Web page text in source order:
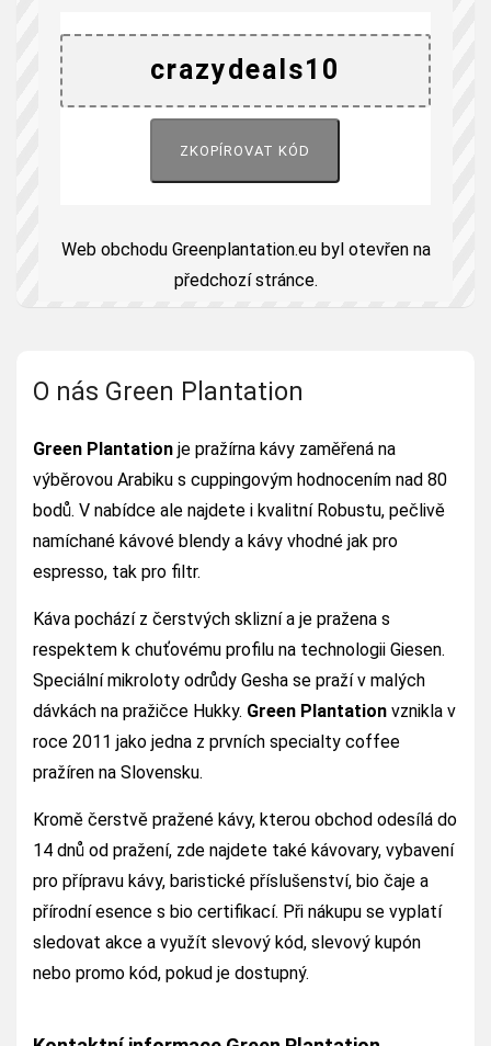
ZKOPÍROVAT KÓD
Web obchodu Greenplantation.eu byl otevřen na
předchozí stránce.
O nás Green Plantation
Green Plantation je pražírna kávy zaměřená na
výběrovou Arabiku s cuppingovým hodnocením nad 80
bodů. V nabídce ale najdete i kvalitní Robustu, pečlivě
namíchané kávové blendy a kávy vhodné jak pro
espresso, tak pro filtr.
Káva pochází z čerstvých sklizní a je pražena s
respektem k chuťovému profilu na technologii Giesen.
Speciální mikroloty odrůdy Gesha se praží v malých
dávkách na pražičce Hukky. Green Plantation vznikla v
roce 2011 jako jedna z prvních specialty coffee
pražíren na Slovensku.
Kromě čerstvě pražené kávy, kterou obchod odesílá do
14 dnů od pražení, zde najdete také kávovary, vybavení
pro přípravu kávy, baristické příslušenství, bio čaje a
přírodní esence s bio certifikací. Při nákupu se vyplatí
sledovat akce a využít slevový kód, slevový kupón
nebo promo kód, pokud je dostupný.